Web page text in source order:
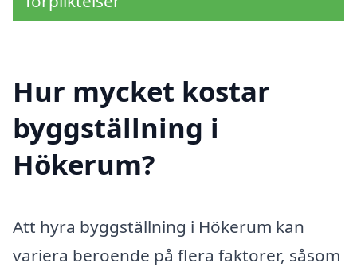
Hur mycket kostar
byggställning i
Hökerum?
Att hyra byggställning i Hökerum kan
variera beroende på flera faktorer, såsom